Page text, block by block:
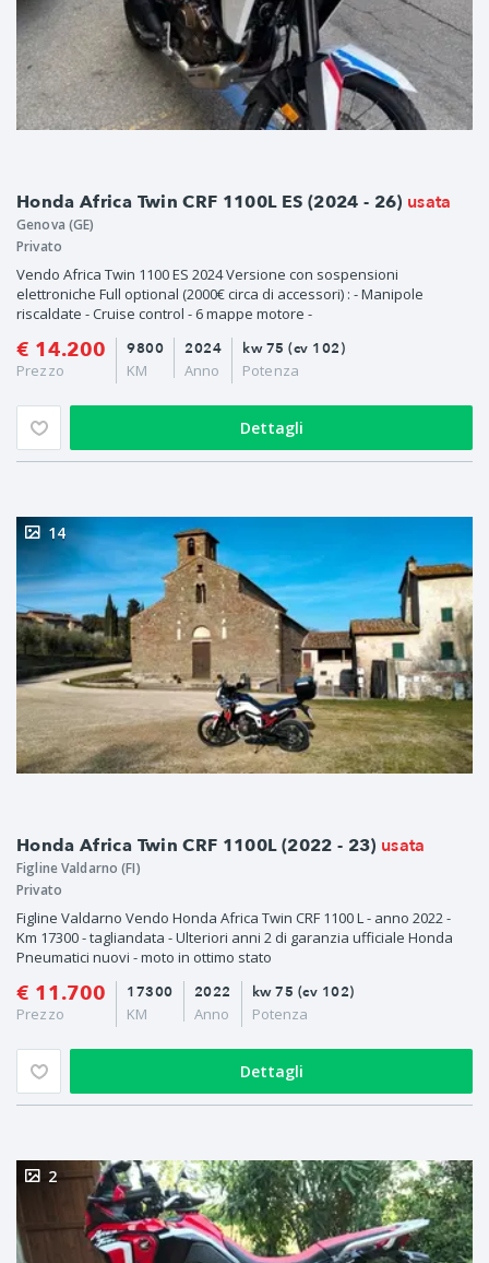
Honda Africa Twin CRF 1100L ES (2024 - 26) usata
Genova (GE)
Privato
Vendo Africa Twin 1100 ES 2024 Versione con sospensioni
elettroniche Full optional (2000€ circa di accessori) : - Manipole
riscaldate - Cruise control - 6 mappe motore -
€ 14.200
Prezzo
2024
Anno
9800
KM
kw 75 (cv 102)
Potenza
Dettagli
Honda Africa Twin CRF 1100L (2022 - 23) usata
14
Figline Valdarno (FI)
Privato
Figline Valdarno Vendo Honda Africa Twin CRF 1100 L - anno 2022 -
Km 17300 - tagliandata - Ulteriori anni 2 di garanzia ufficiale Honda
Pneumatici nuovi - moto in ottimo stato
€ 11.700
Prezzo
2022
Anno
17300
KM
kw 75 (cv 102)
Potenza
Dettagli
2